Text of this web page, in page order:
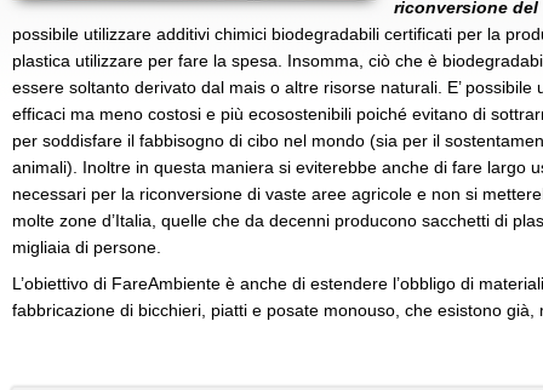
riconversione del
possibile utilizzare additivi chimici biodegradabili certificati per la
plastica utilizzare per fare la spesa. Insomma, ciò che è
essere soltanto derivato dal mais o altre risorse naturali. E’
efficaci ma meno costosi e più ecosostenibili poiché evitano di
per soddisfare il fabbisogno di cibo nel mondo (sia per il
animali). Inoltre in questa maniera si eviterebbe anche di fare largo
necessari per la riconversione di vaste aree agricole e non si
molte zone d’Italia, quelle che da decenni producono sacchetti di
migliaia di persone.
L’obiettivo di FareAmbiente è anche di estendere l’obbligo di
fabbricazione di bicchieri, piatti e posate monouso, che esistono